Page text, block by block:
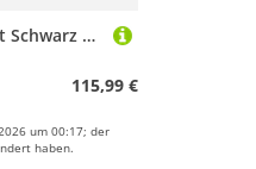
Dc Shoes Docile Suit Schwarz S Mann
115,99 €
um 00:17; der
haben.